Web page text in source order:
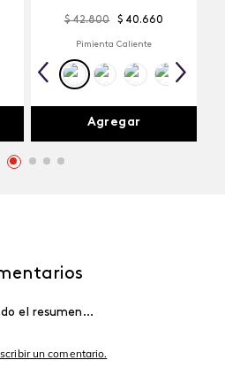
$ 42.800 $ 40.660
Pimienta Caliente
Agregar
el resumen…
un comentario.